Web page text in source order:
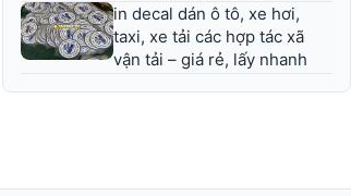
in decal dán ô tô, xe hơi,
taxi, xe tải các hợp tác xã
vận tải – giá rẻ, lấy nhanh